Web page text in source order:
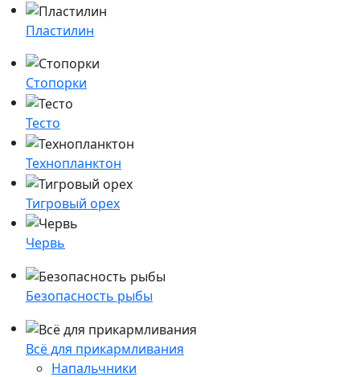
Пластилин
Стопорки
Тесто
Технопланктон
Тигровый орех
Червь
Безопасность рыбы
Всё для прикармливания
Напальчники